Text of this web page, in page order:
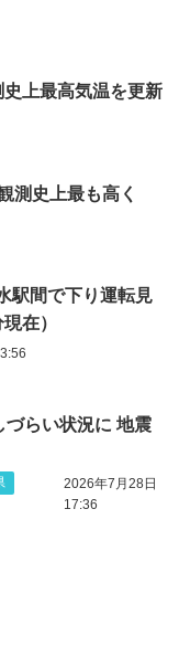
上最高気温を更新
測史上最も高く
駅間で下り運転見
在）
づらい状況に 地震
2026年7月28日
17:36